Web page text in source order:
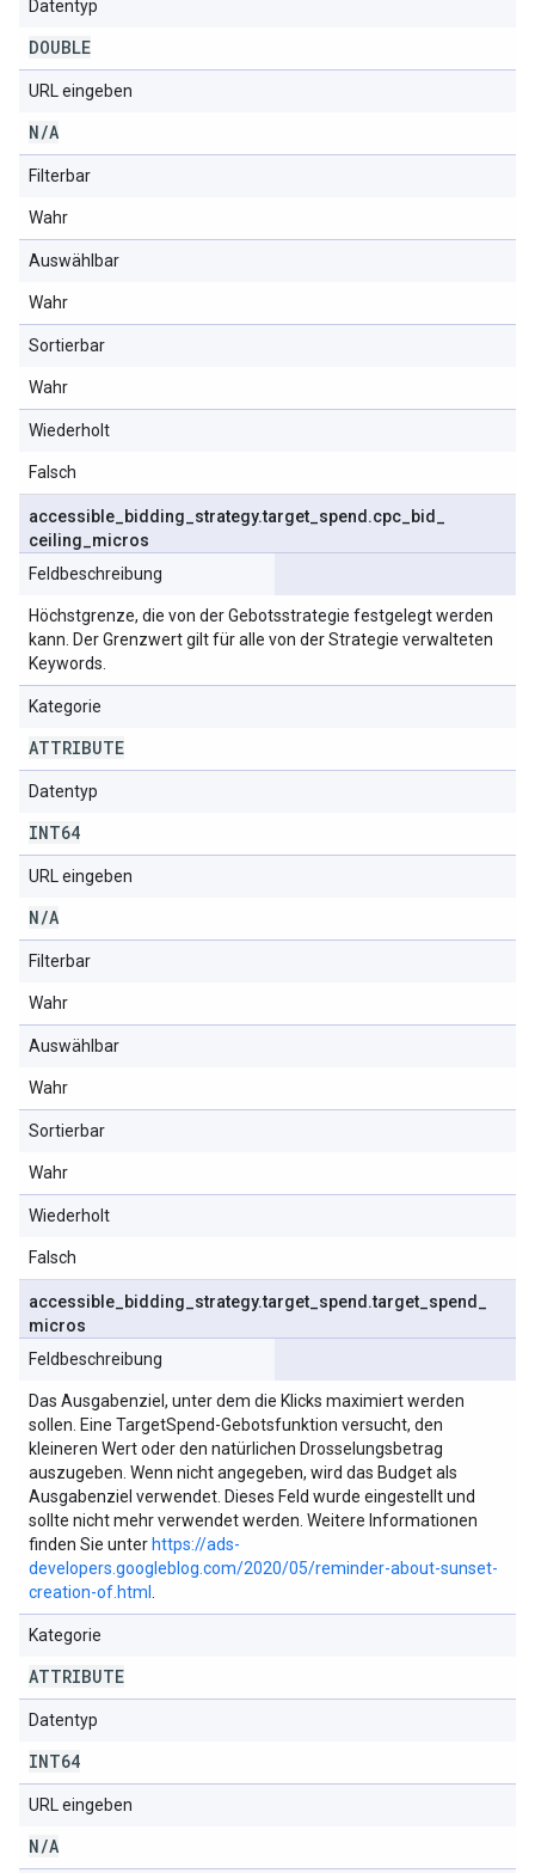
Datentyp
DOUBLE
URL eingeben
N/A
Filterbar
Wahr
Auswählbar
Wahr
Sortierbar
Wahr
Wiederholt
Falsch
accessible bidding strategy.target spend .cpc bid
ceiling
micros
Feldbeschreibung
Höchstgrenze, die von der Gebotsstrategie festgelegt werden
kann. Der Grenzwert gilt für alle von der Strategie verwalteten
Keywords.
Kategorie
ATTRIBUTE
Datentyp
INT64
URL eingeben
N/A
Filterbar
Wahr
Auswählbar
Wahr
Sortierbar
Wahr
Wiederholt
Falsch
accessible bidding strategy.target spend .target spend
micros
Feldbeschreibung
Das Ausgabenziel, unter dem die Klicks maximiert werden
sollen. Eine TargetSpend-Gebotsfunktion versucht, den
kleineren Wert oder den natürlichen Drosselungsbetrag
auszugeben. Wenn nicht angegeben, wird das Budget als
Ausgabenziel verwendet. Dieses Feld wurde eingestellt und
sollte nicht mehr verwendet werden. Weitere Informationen
finden Sie unter https://ads-
developers.googleblog.com/2020/05/reminder-about-sunset-
creation-of.html
Kategorie
ATTRIBUTE
Datentyp
INT64
URL eingeben
N/A